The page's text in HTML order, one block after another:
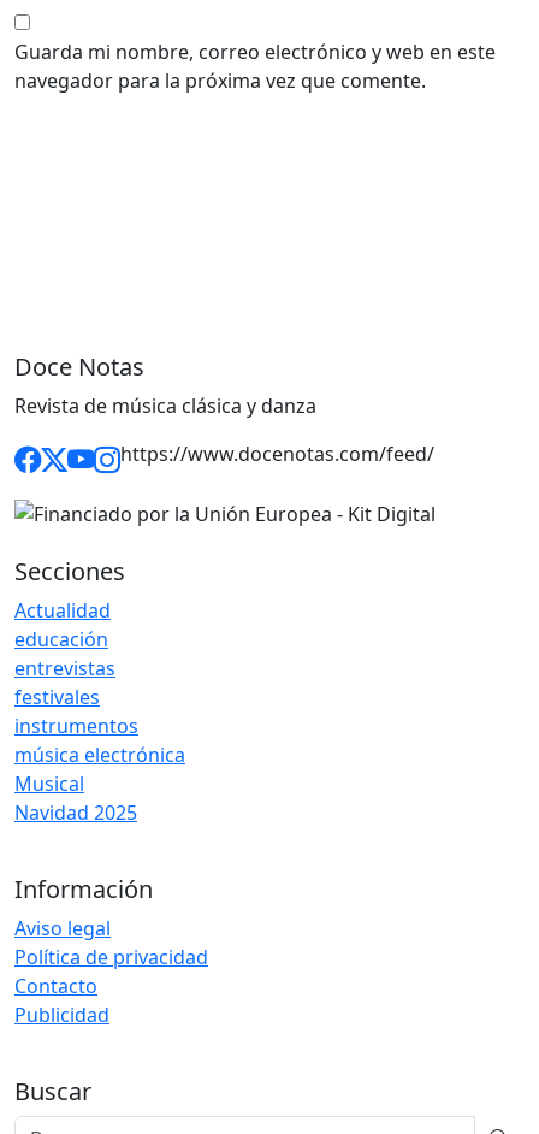
Guarda mi nombre, correo electrónico y web en este
navegador para la próxima vez que comente.
Doce Notas
Revista de música clásica y danza
https://www.docenotas.com/feed/
Secciones
Actualidad
educación
entrevistas
festivales
instrumentos
música electrónica
Musical
Navidad 2025
Información
Aviso legal
Política de privacidad
Contacto
Publicidad
Buscar